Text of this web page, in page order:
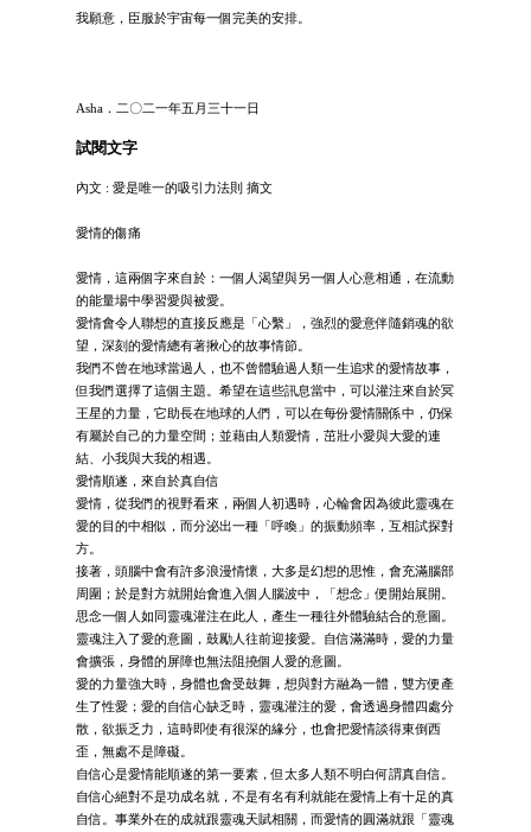
我願意，臣服於宇宙每一個完美的安排。
Asha．二〇二一年五月三十一日
試閱文字
內文 : 愛是唯一的吸引力法則 摘文
愛情的傷痛
愛情，這兩個字來自於：一個人渴望與另一個人心意相通，在流動
的能量場中學習愛與被愛。
愛情會令人聯想的直接反應是「心繫」，強烈的愛意伴隨銷魂的欲
望，深刻的愛情總有著揪心的故事情節。
我們不曾在地球當過人，也不曾體驗過人類一生追求的愛情故事，
但我們選擇了這個主題。希望在這些訊息當中，可以灌注來自於冥
王星的力量，它助長在地球的人們，可以在每份愛情關係中，仍保
有屬於自己的力量空間；並藉由人類愛情，茁壯小愛與大愛的連
結、小我與大我的相遇。
愛情順遂，來自於真自信
愛情，從我們的視野看來，兩個人初遇時，心輪會因為彼此靈魂在
愛的目的中相似，而分泌出一種「呼喚」的振動頻率，互相試探對
方。
接著，頭腦中會有許多浪漫情懷，大多是幻想的思惟，會充滿腦部
周圍；於是對方就開始會進入個人腦波中，「想念」便開始展開。
思念一個人如同靈魂灌注在此人，產生一種往外體驗結合的意圖。
靈魂注入了愛的意圖，鼓勵人往前迎接愛。自信滿滿時，愛的力量
會擴張，身體的屏障也無法阻撓個人愛的意圖。
愛的力量強大時，身體也會受鼓舞，想與對方融為一體，雙方便產
生了性愛；愛的自信心缺乏時，靈魂灌注的愛，會透過身體四處分
散，欲振乏力，這時即使有很深的緣分，也會把愛情談得東倒西
歪，無處不是障礙。
自信心是愛情能順遂的第一要素，但太多人類不明白何謂真自信。
自信心絕對不是功成名就，不是有名有利就能在愛情上有十足的真
自信。事業外在的成就跟靈魂天賦相關，而愛情的圓滿就跟「靈魂